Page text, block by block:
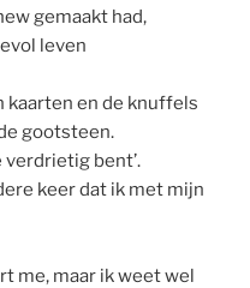
gemaakt had,
leven
kaarten en de knuffels
gootsteen.
verdrietig bent’.
keer dat ik met mijn
me, maar ik weet wel